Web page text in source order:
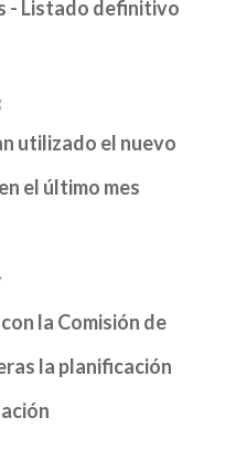
- Listado definitivo
utilizado el nuevo
el último mes
la Comisión de
la planificación